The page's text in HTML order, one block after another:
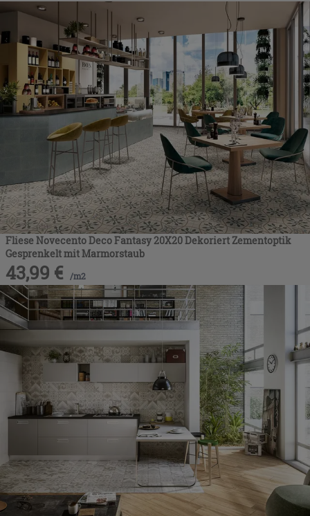
Fliese Novecento Deco Fantasy 20X20 Dekoriert Zementoptik
Gesprenkelt mit Marmorstaub
43,99 € /m2